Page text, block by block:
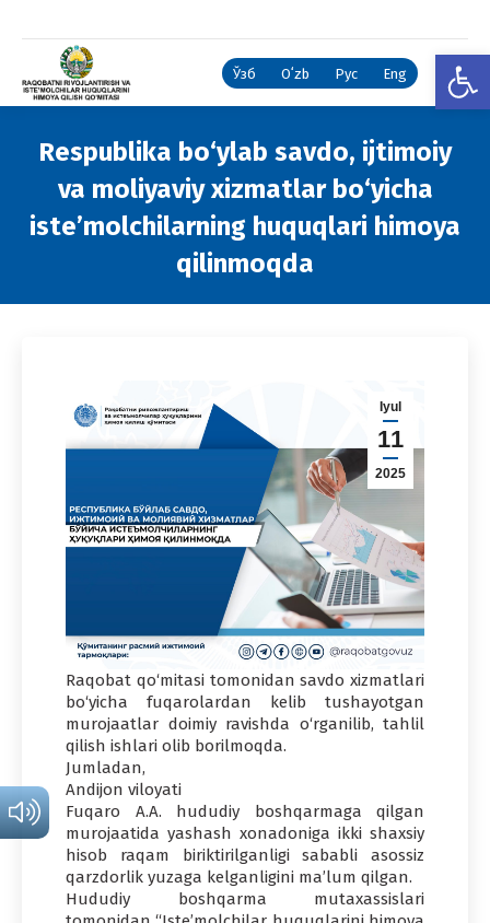
Ўзб Oʻzb Рус Eng
Respublika bo‘ylab savdo, ijtimoiy
va moliyaviy xizmatlar bo‘yicha
iste’molchilarning huquqlari himoya
qilinmoqda
Iyul
11
2025
Raqobat qo‘mitasi tomonidan savdo xizmatlari
bo‘yicha fuqarolardan kelib tushayotgan
murojaatlar doimiy ravishda o‘rganilib, tahlil
qilish ishlari olib borilmoqda.
Jumladan,
Andijon viloyati
Fuqaro A.A. hududiy boshqarmaga qilgan
murojaatida yashash xonadoniga ikki shaxsiy
hisob raqam biriktirilganligi sababli asossiz
qarzdorlik yuzaga kelganligini ma’lum qilgan.
Hududiy boshqarma mutaxassislari